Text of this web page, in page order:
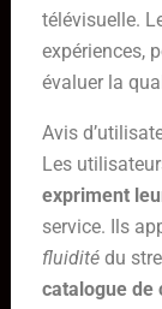
télévisuelle.
expériences,
évaluer la
Avis
Les
expriment
service. Ils
fluiditédu
catalogue de